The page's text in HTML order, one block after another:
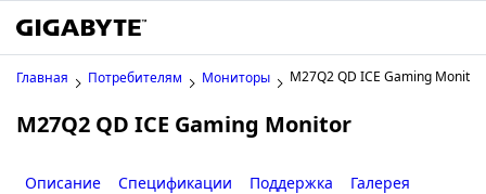
Главная Потребителям Мониторы M27Q2 QD ICE Gaming Monitor
M27Q2 QD ICE Gaming Monitor
Описание Спецификации Поддержка Галерея